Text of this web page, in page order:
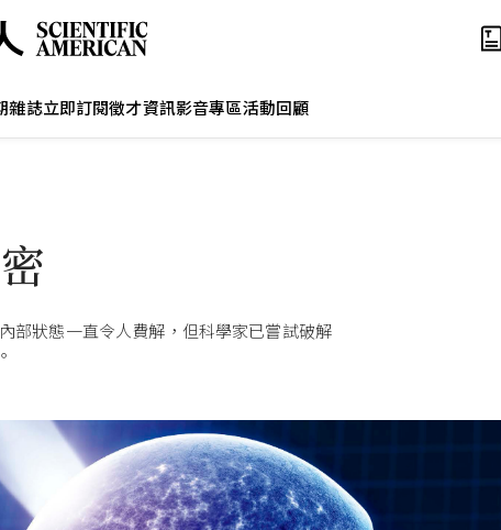
雜誌立即訂閱徵才資訊影音專區活動回顧
部狀態一直令人費解，但科學家已嘗試破解